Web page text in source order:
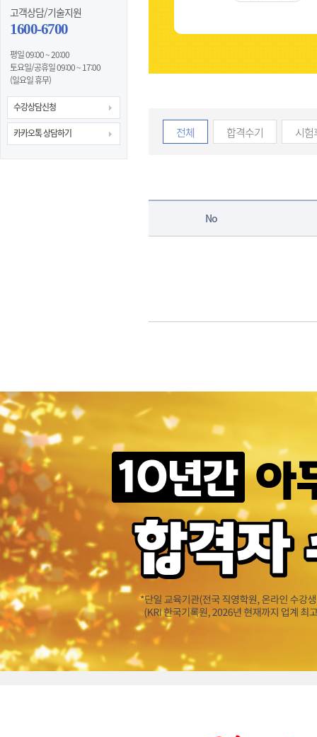
고객상담/기술지원
1600-6700
평일 09:00 ~ 20:00
토요일/공휴일 09:00 ~ 17:00
(일요일 휴무)
수강상담신청
카카오톡 상담하기 전체 합격수기 시험
No